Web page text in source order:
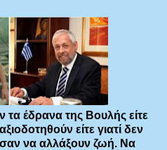
τα έδρανα της Βουλής είτε
είτε γιατί δεν
να αλλάξουν ζωή. Να